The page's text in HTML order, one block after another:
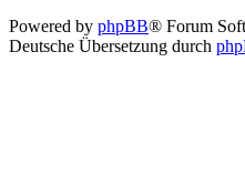
Powered by phpBB® Forum
Deutsche Übersetzung durch